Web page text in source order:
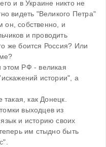
и в Украине никто не
видеть "Великого Петра"
он, собственно, и
и проводить
же боится Россия? Или
этом РФ - великая
истории", а
такая, как Донецк.
выходцев из
и историю своих
им стыдно быть